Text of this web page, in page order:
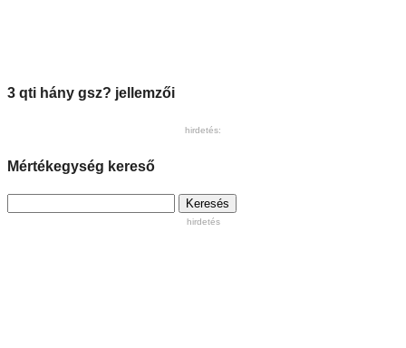
3 qti hány gsz? jellemzői
hirdetés:
Mértékegység kereső
hirdetés